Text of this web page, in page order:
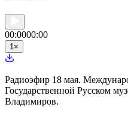
00:0000:00
1×
Радиоэфир 18 мая.
Государственной Русском
Владимиров.